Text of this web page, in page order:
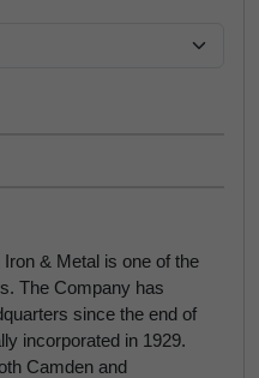
& Metal is one of the
The Company has
since the end of
incorporated in 1929.
Camden and